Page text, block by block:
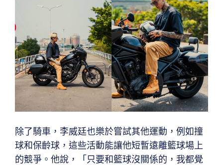
除了騎車，李威廷也樂於嘗試其他運動，例如撞
球和保齡球，這些活動能讓他短暫遠離籃球場上
的競爭。他說，「只要和籃球沒關係的，我都覺